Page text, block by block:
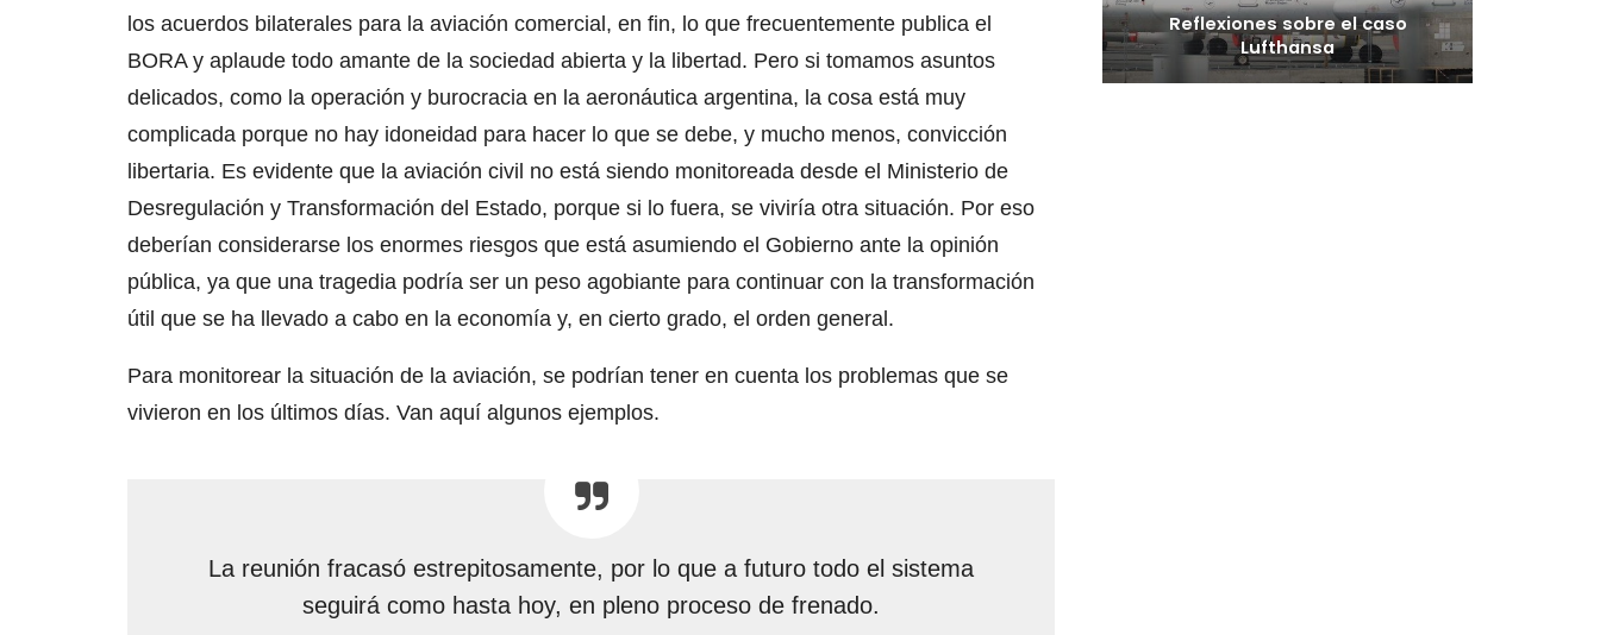
los acuerdos bilaterales para la aviación comercial, en fin, lo que frecuentemente publica el
BORA y aplaude todo amante de la sociedad abierta y la libertad. Pero si tomamos asuntos
delicados, como la operación y burocracia en la aeronáutica argentina, la cosa está muy
complicada porque no hay idoneidad para hacer lo que se debe, y mucho menos, convicción
libertaria. Es evidente que la aviación civil no está siendo monitoreada desde el Ministerio de
Desregulación y Transformación del Estado, porque si lo fuera, se viviría otra situación. Por eso
deberían considerarse los enormes riesgos que está asumiendo el Gobierno ante la opinión
pública, ya que una tragedia podría ser un peso agobiante para continuar con la transformación
útil que se ha llevado a cabo en la economía y, en cierto grado, el orden general.
Para monitorear la situación de la aviación, se podrían tener en cuenta los problemas que se
vivieron en los últimos días. Van aquí algunos ejemplos.
La reunión fracasó estrepitosamente, por lo que a futuro todo el sistema
seguirá como hasta hoy, en pleno proceso de frenado.
Reflexiones sobre el caso
Lufthansa